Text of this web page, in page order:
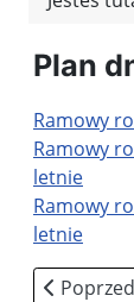
Plan
Ramowy
Ramowy
letnie
Ramowy
letnie